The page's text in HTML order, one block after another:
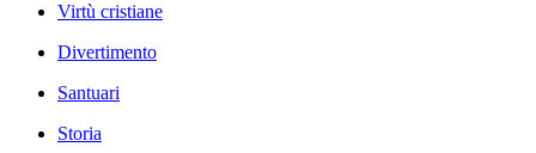
Virtù cristiane
Divertimento
Santuari
Storia